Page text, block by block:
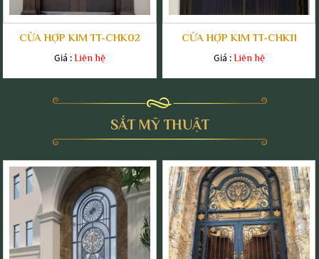
CỬA HỢP KIM TT-CHK02
Giá :Liên hệ
CỬA HỢP KIM TT-CHK11
Giá :Liên hệ
SẮT MỸ THUẬT